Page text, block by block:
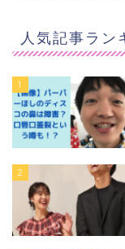
人気記事ラン
1
2